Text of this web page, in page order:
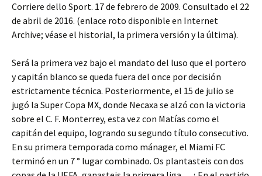
Corriere dello Sport. 17 de febrero de 2009. Consultado el 22
de abril de 2016. (enlace roto disponible en Internet
Archive; véase el historial, la primera versión y la última).
Será la primera vez bajo el mandato del luso que el portero
y capitán blanco se queda fuera del once por decisión
estrictamente técnica. Posteriormente, el 15 de julio se
jugó la Super Copa MX, donde Necaxa se alzó con la victoria
sobre el C. F. Monterrey, esta vez con Matías como el
capitán del equipo, logrando su segundo título consecutivo.
En su primera temporada como mánager, el Miami FC
terminó en un 7 ° lugar combinado. Os plantasteis con dos